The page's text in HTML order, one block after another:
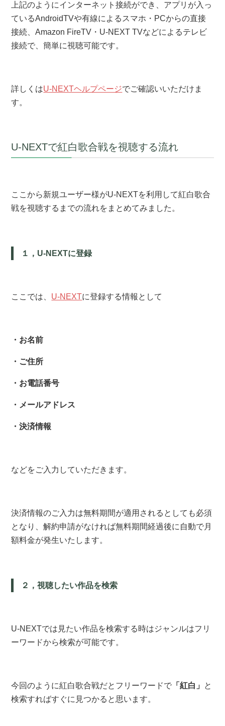
上記のようにインターネット接続ができ、アプリが入っ
ているAndroidTVや有線によるスマホ・PCからの直接
接続、Amazon FireTV・U-NEXT TVなどによるテレビ
接続で、簡単に視聴可能です。
詳しくはU-NEXTヘルプページでご確認いいただけま
す。
U-NEXTで紅白歌合戦を視聴する流れ
ここから新規ユーザー様がU-NEXTを利用して紅白歌合
戦を視聴するまでの流れをまとめてみました。
１，U-NEXTに登録
ここでは、 U-NEXTに登録する情報として
・お名前
・ご住所
・お電話番号
・メールアドレス
・決済情報
などをご入力していただきます。
決済情報のご入力は無料期間が適用されるとしても必須
となり、解約申請がなければ無料期間経過後に自動で月
額料金が発生いたします。
２，視聴したい作品を検索
U-NEXTでは見たい作品を検索する時はジャンルはフリ
ーワードから検索が可能です。
今回のように紅白歌合戦だとフリーワードで 「紅白」 と
検索すればすぐに見つかると思います。